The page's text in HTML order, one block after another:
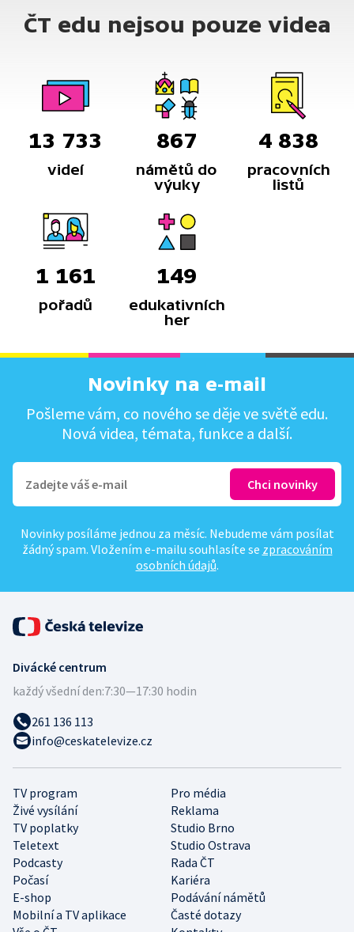
ČT edu nejsou pouze videa
13 733
videí
867
námětů do
výuky
4 838
pracovních
listů
1 161
pořadů
149
edukativních
her
Novinky na e-mail
Pošleme vám, co nového se děje ve světě edu.
Nová videa, témata, funkce a další.
Novinky posíláme jednou za měsíc. Nebudeme vám posílat
žádný spam. Vložením e-mailu souhlasíte se zpracováním
osobních údajů.